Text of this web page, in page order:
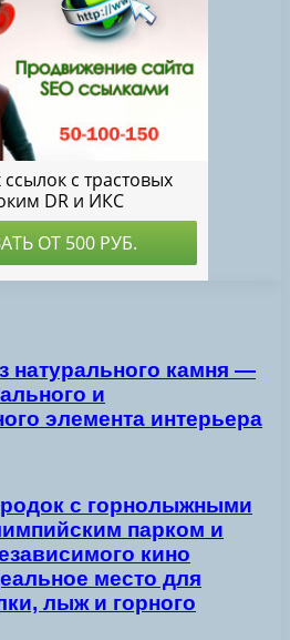
натурального камня —
и
элемента интерьера
с горнолыжными
парком и
кино
место для
лыж и горного